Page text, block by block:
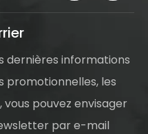
dernières informations
promotionnelles, les
vous pouvez envisager
par e-mail